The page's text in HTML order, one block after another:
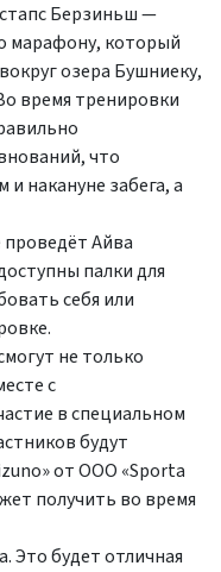
Берзиньш —
марафону, который
озера Бушниеку,
время тренировки
что
накануне забега, а
проведёт Айва
палки для
себя или
не только
с
в специальном
будут
от ООО «Sporta
получить во время
Это будет отличная